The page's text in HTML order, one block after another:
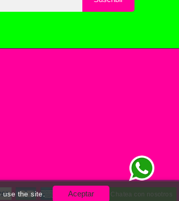
use the site. Aceptar Chatea con nosotros